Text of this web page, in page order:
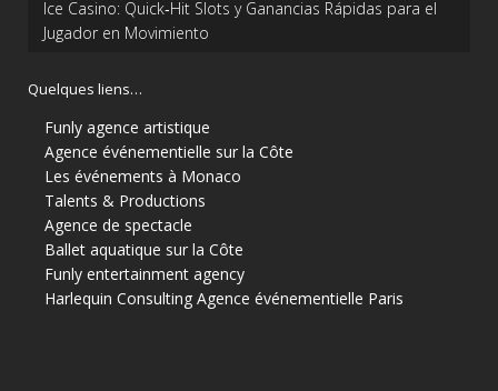
Ice Casino: Quick‑Hit Slots y Ganancias Rápidas para el
Jugador en Movimiento
Quelques liens…
Funly agence artistique
Agence événementielle sur la Côte
Les événements à Monaco
Talents & Productions
Agence de spectacle
Ballet aquatique sur la Côte
Funly entertainment agency
Harlequin Consulting Agence événementielle Paris